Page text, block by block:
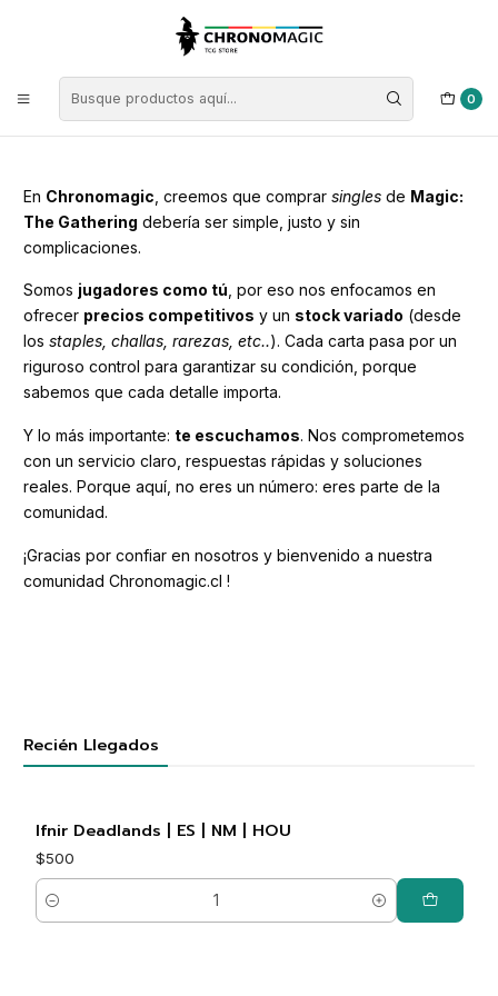
0
Nosotros
En Chronomagic , creemos que comprar singles de Magic:
The Gathering debería ser simple, justo y sin
complicaciones.
Somos jugadores como tú , por eso nos enfocamos en
ofrecer precios competitivos y un stock variado (desde
los staples, challas, rarezas, etc..). Cada carta pasa por un
riguroso control para garantizar su condición, porque
sabemos que cada detalle importa.
Y lo más importante: te escuchamos. Nos comprometemos
con un servicio claro, respuestas rápidas y soluciones
reales. Porque aquí, no eres un número: eres parte de la
comunidad.
¡Gracias por confiar en nosotros y bienvenido a nuestra
comunidad Chronomagic.cl !
Recién Llegados
Ifnir Deadlands | ES | NM | HOU
$500
Cantidad